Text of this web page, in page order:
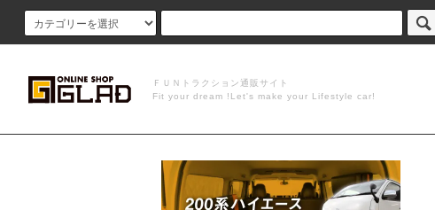
ＦＵＮトラクション通販サイト
Fit your dream !Let's make your Lifestyle car!